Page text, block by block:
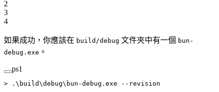
2
3
4
如果成功，你應該在 build/debug 文件夾中有一個 bun-
debug.exe 。
ps1
> .\build\debug\ bun-debug.exe -- revision